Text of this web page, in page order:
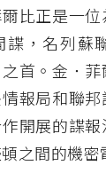
比正是一
諜，名列蘇
之首。金．
報局和聯
開展的諜
之間的機密